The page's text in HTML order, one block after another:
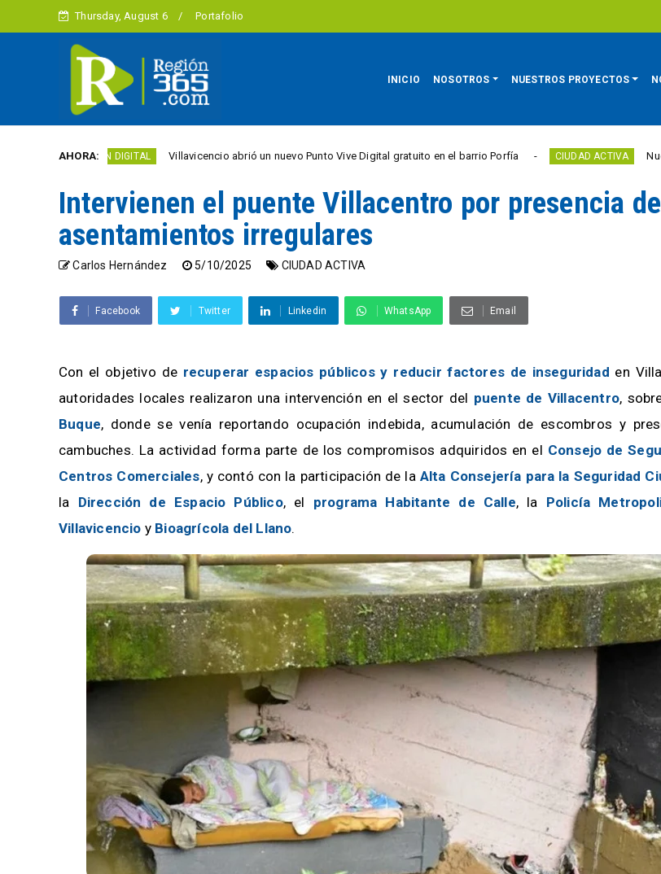
Thursday, August 6 Portafolio
INICIO NOSOTROS NUESTROS PROYECTOS
AHORA:
REGIÓN DIGITAL Villavicencio abrió un nuevo Punto Vive Digital gratuito en el barrio Porfía CIUDAD ACTIVA Nuevo corredor
Intervienen el puente Villacentro por presencia de
asentamientos irregulares
Carlos Hernández 5/10/2025 CIUDAD ACTIVA
Facebook Twitter Linkedin WhatsApp Email
Con el objetivo de recuperar espacios públicos y reducir factores de inseguridad en
autoridades locales realizaron una intervención en el sector del puente de Villacentro,
Buque, donde se venía reportando ocupación indebida, acumulación de escombros y
cambuches. La actividad forma parte de los compromisos adquiridos en el Consejo de
Centros Comerciales, y contó con la participación de la Alta Consejería para la Seguridad
la Dirección de Espacio Público, el programa Habitante de Calle, la Policía
Villavicencio y Bioagrícola del Llano.